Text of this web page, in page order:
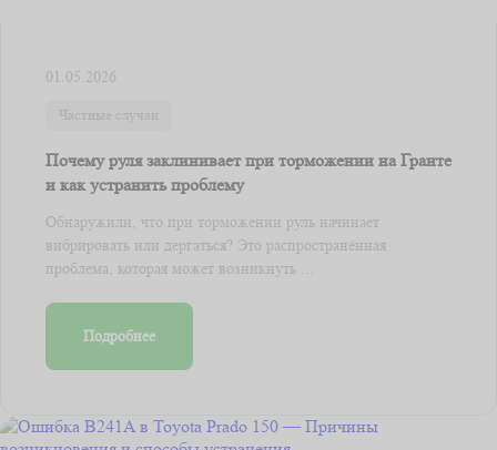
01.05.2026
Частные случаи
Почему руля заклинивает при торможении на Гранте
и как устранить проблему
Обнаружили, что при торможении руль начинает
вибрировать или дергаться? Это распространённая
проблема, которая может возникнуть ...
Подробнее